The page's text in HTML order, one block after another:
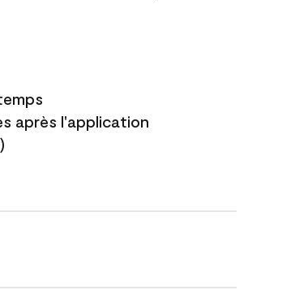
après l'application